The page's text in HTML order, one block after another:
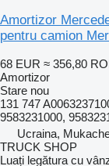
Amortizor
pentru camion
68 EUR ≈ 356,80
Amortizor
Stare nou
131 747
9583231000,
Ucraina,
TRUCK SHOP
Luați legătura cu